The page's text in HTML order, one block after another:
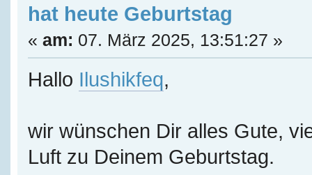
hat heute Geburtstag
« am: 07. März 2025, 13:51:27 »
Hallo Ilushikfeq,
wir wünschen Dir alles Gute,
Luft zu Deinem Geburtstag.